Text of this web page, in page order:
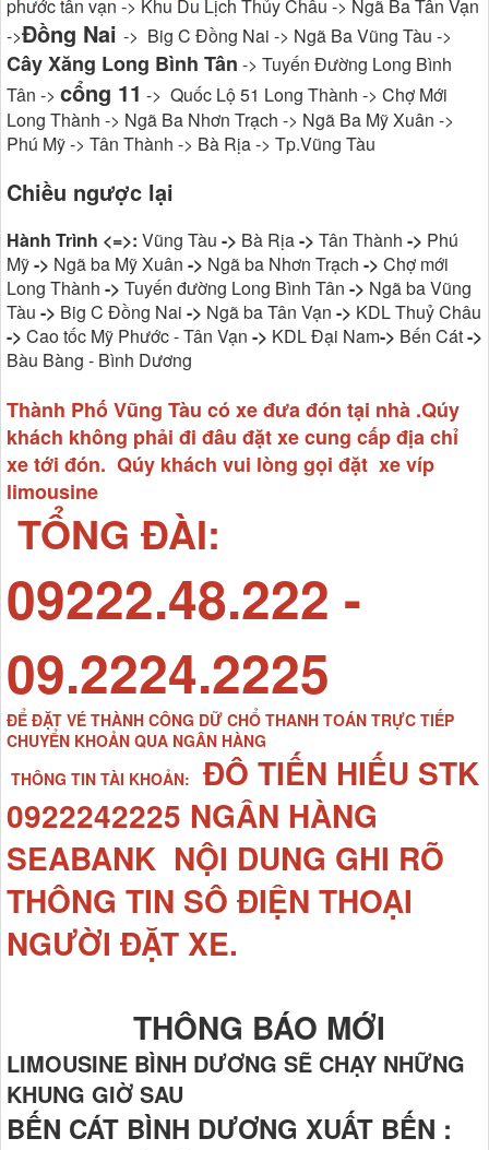
phước tân vạn -> Khu Du Lịch Thủy Châu -> Ngã Ba Tân Vạn
->Đồng Nai -> Big C Đồng Nai -> Ngã Ba Vũng Tàu ->
Cây Xăng Long Bình Tân -> Tuyến Đường Long Bình
Tân -> cổng 11 -> Quốc Lộ 51 Long Thành -> Chợ Mới
Long Thành -> Ngã Ba Nhơn Trạch -> Ngã Ba Mỹ Xuân ->
Phú Mỹ -> Tân Thành -> Bà Rịa -> Tp.Vũng Tàu
Chiều ngược lại
Hành Trình <=>: Vũng Tàu -> Bà Rịa-> Tân Thành -> Phú
Mỹ-> Ngã ba Mỹ Xuân -> Ngã ba Nhơn Trạch -> Chợ mới
Long Thành -> Tuyến đường Long Bình Tân -> Ngã ba Vũng
Tàu -> Big C Đồng Nai -> Ngã ba Tân Vạn -> KDL Thuỷ Châu
-> Cao tốc Mỹ Phước - Tân Vạn -> KDL Đại Nam-> Bến Cát->
Bàu Bàng - Bình Dương
Thành Phố Vũng Tàu có xe đưa đón tại nhà .Qúy
khách không phải đi đâu đặt xe cung cấp địa chỉ
xe tới đón. Qúy khách vui lòng gọi đặt xe víp
limousine
TỔNG ĐÀI:
09222.48.222 -
09.2224.2225
ĐỂ ĐẶT VÉ THÀNH CÔNG DỮ CHỔ THANH TOÁN TRỰC TIẾP
CHUYỂN KHOẢN QUA NGÂN HÀNG
THÔNG TIN TÀI KHOẢN:
ĐÔ TIẾN HIẾU STK
0922242225 NGÂN HÀNG
SEABANK NỘI DUNG GHI RÕ
THÔNG TIN SÔ ĐIỆN THOẠI
NGƯỜI ĐẶT XE.
THÔNG BÁO MỚI
LIMOUSINE BÌNH DƯƠNG SẼ CHẠY NHỮNG
KHUNG GIỜ SAU
BẾN CÁT BÌNH DƯƠNG XUẤT BẾN :